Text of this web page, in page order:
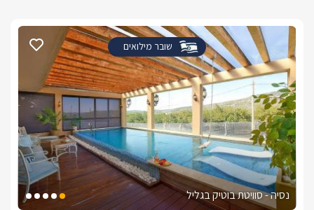
שובר מילואים
נסיה - סוויטת בוטיק בגליל